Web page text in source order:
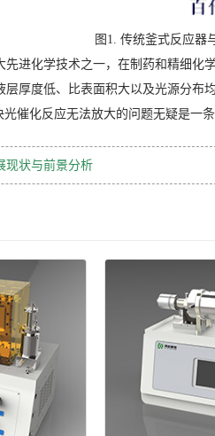
图1. 传统釜式反应器
先进化学技术之一，在制药和精细
厚度低、比表面积大以及光源分布
催化反应无法放大的问题无疑是一条
现状与前景分析